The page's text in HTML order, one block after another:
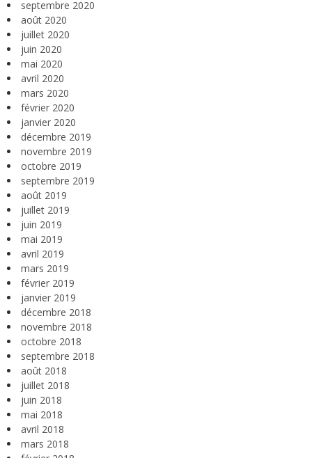
septembre 2020
août 2020
juillet 2020
juin 2020
mai 2020
avril 2020
mars 2020
février 2020
janvier 2020
décembre 2019
novembre 2019
octobre 2019
septembre 2019
août 2019
juillet 2019
juin 2019
mai 2019
avril 2019
mars 2019
février 2019
janvier 2019
décembre 2018
novembre 2018
octobre 2018
septembre 2018
août 2018
juillet 2018
juin 2018
mai 2018
avril 2018
mars 2018